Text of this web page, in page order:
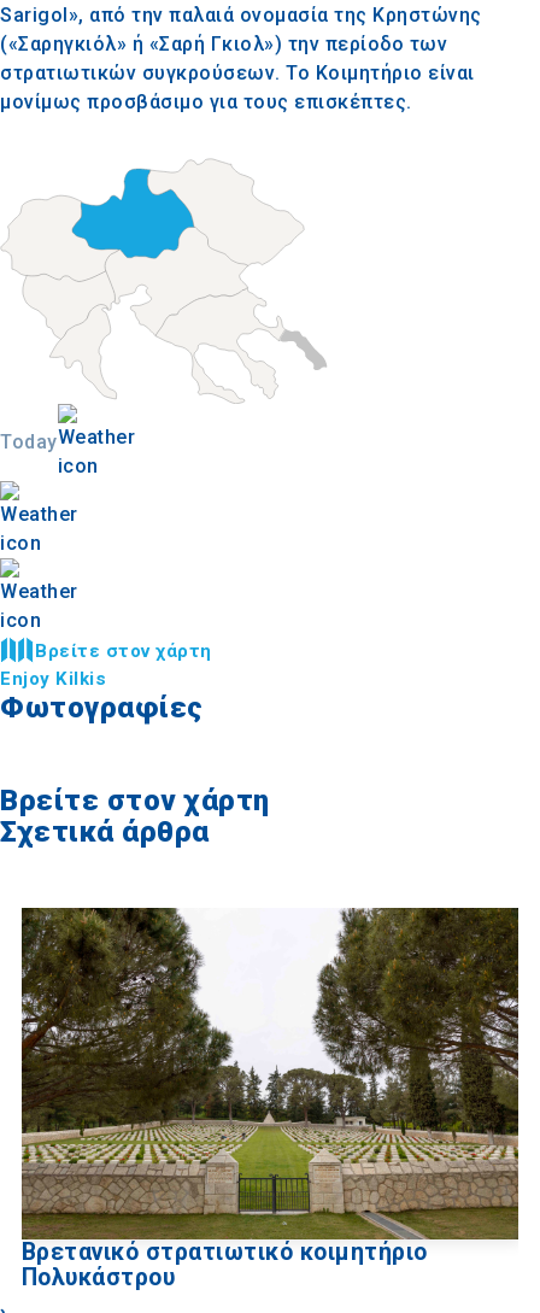
Sarigol», από την παλαιά ονομασία της Κρηστώνης
(«Σαρηγκιόλ» ή «Σαρή Γκιολ») την περίοδο των
στρατιωτικών συγκρούσεων. Το Κοιμητήριο είναι
μονίμως προσβάσιμο για τους επισκέπτες.
Today
Βρείτε στον χάρτη
Enjoy Kilkis
Φωτογραφίες
Βρείτε στον χάρτη
Σχετικά άρθρα
Βρετανικό στρατιωτικό κοιμητήριο
Πολυκάστρου